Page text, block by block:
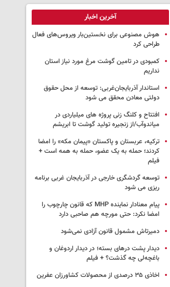
آخرین اخبار
هوش مصنوعی برای نخستین‌بار ویروس‌های فعال
طراحی کرد
کمبودی در تامین گوشت مرغ مورد نیاز استان
نداریم
استاندار آذربایجان‌غربی: توسعه از محل حقوق
دولتی معادن محقق می شود
افتتاح و کلنگ زنی پروژه های میلیاردی در
میاندوآب/از زنجیره تولید گوشت تا ابریشم
ترکیه، عربستان و پاکستان «پیمان مکه» را امضا
کردند؛ حمله به یک عضو، حمله به همه است +
فیلم
توسعه گردشگری خارجی در آذربایجان غربی برنامه
ریزی می شود
پیام معنادار نماینده MHP که قانون چارچوب را
امضا نکرد: حتی مورچه هم صاحبی دارد
دمیرتاش مشمول قانون آزادی نمی‌شود
دیدار پشت درهای بسته؛ در دیدار اردوغان و
باغچه‌لی چه گذشت؟ + فیلم
اخاذی ۳۵ درصدی از محصولات کشاورزان عفرین